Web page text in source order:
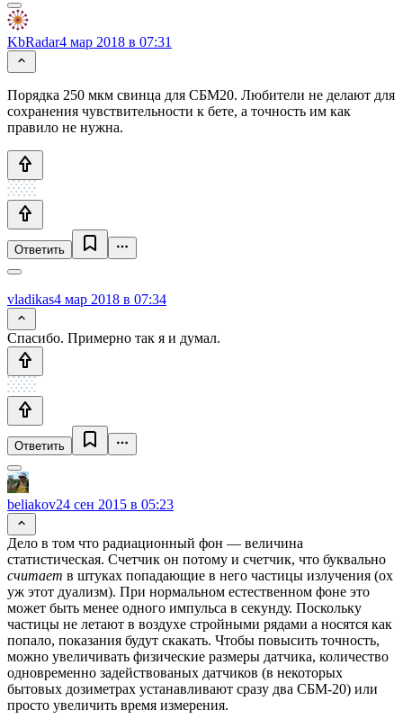
KbRadar4 мар 2018 в 07:31
Порядка 250 мкм свинца для СБМ20. Любители не делают для
сохранения чувствительности к бете, а точность им как
правило не нужна.
Ответить
vladikas4 мар 2018 в 07:34
Спасибо. Примерно так я и думал.
Ответить
beliakov24 сен 2015 в 05:23
Дело в том что радиационный фон — величина
статистическая. Счетчик он потому и счетчик, что буквально
считает в штуках попадающие в него частицы излучения (ох
уж этот дуализм). При нормальном естественном фоне это
может быть менее одного импульса в секунду. Поскольку
частицы не летают в воздухе стройными рядами а носятся как
попало, показания будут скакать. Чтобы повысить точность,
можно увеличивать физические размеры датчика, количество
одновременно задействованых датчиков (в некоторых
бытовых дозиметрах устанавливают сразу два СБМ-20) или
просто увеличить время измерения.